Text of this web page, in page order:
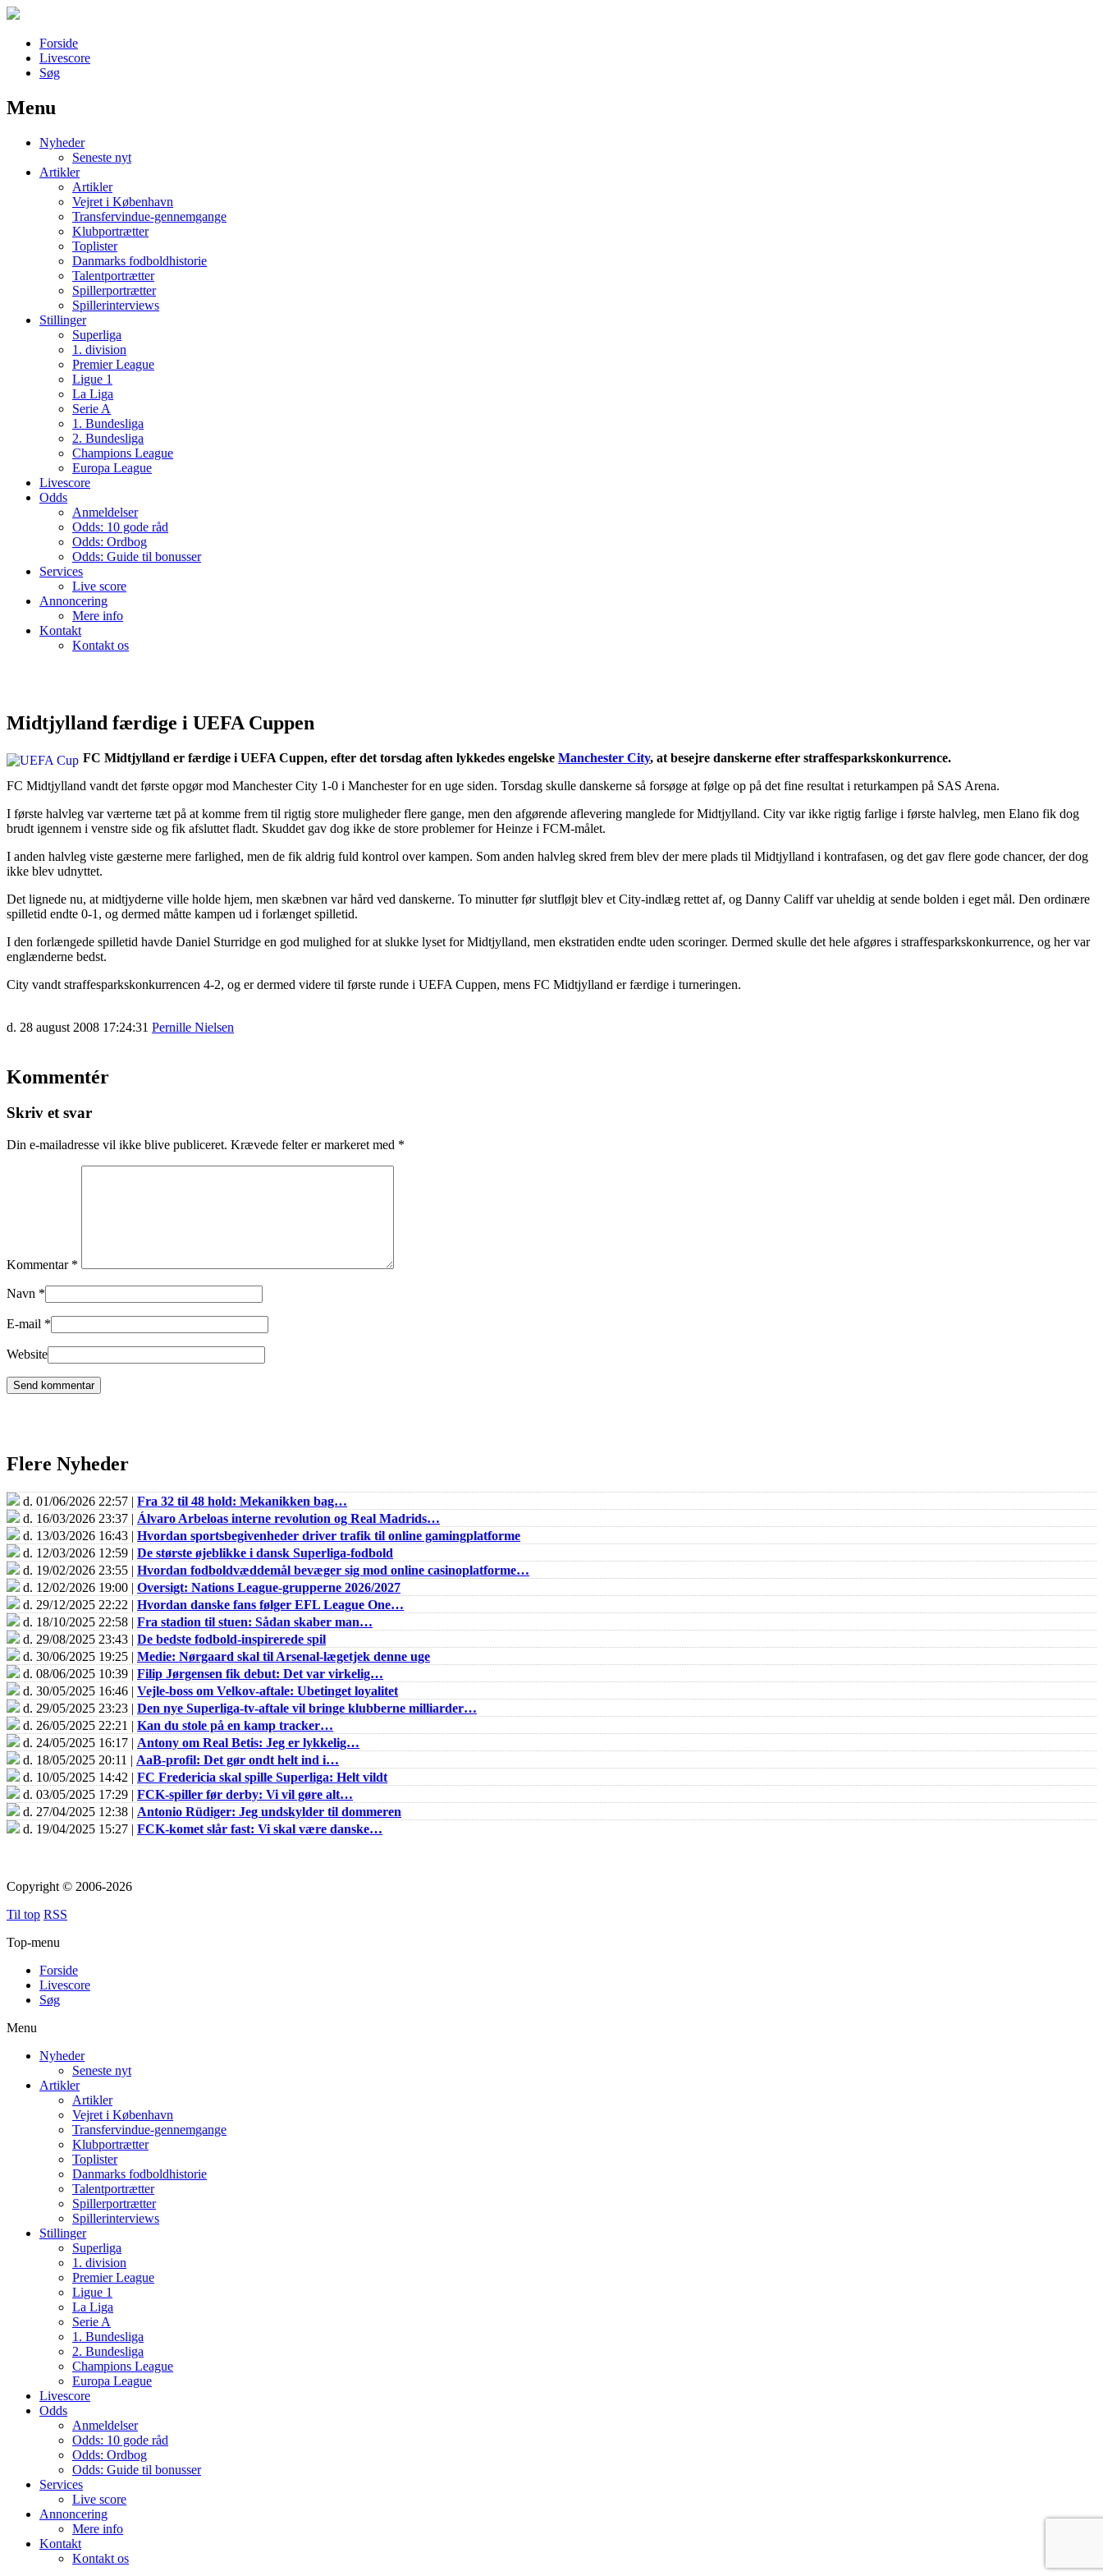
Forside
Livescore
Søg
Наши партнеры
лучшие займы
Menu
Nyheder
Seneste nyt
Artikler
Artikler
Vejret i København
Transfervindue-gennemgange
Klubportrætter
Toplister
Danmarks fodboldhistorie
Talentportrætter
Spillerportrætter
Spillerinterviews
Stillinger
Superliga
1. division
Premier League
Ligue 1
La Liga
Serie A
1. Bundesliga
2. Bundesliga
Champions League
Europa League
Livescore
Odds
Anmeldelser
Odds: 10 gode råd
Odds: Ordbog
Odds: Guide til bonusser
Services
Live score
Annoncering
Mere info
Kontakt
Kontakt os
Midtjylland færdige i UEFA Cuppen
FC Midtjylland er færdige i UEFA Cuppen, efter det torsdag aften lykkedes engelske Manchester City, at besejre danskerne efter straffesparkskonkurrence.
FC Midtjylland vandt det første opgør mod Manchester City 1-0 i Manchester for en uge siden. Torsdag skulle danskerne så forsøge at følge op på det fine resultat i returkampen på SAS Arena.
I første halvleg var værterne tæt på at komme frem til rigtig store muligheder flere gange, men den afgørende aflevering manglede for Midtjylland. City var ikke rigtig farlige i første halvleg, men Elano fik dog
brudt igennem i venstre side og fik afsluttet fladt. Skuddet gav dog ikke de store problemer for Heinze i FCM-målet.
I anden halvleg viste gæsterne mere farlighed, men de fik aldrig fuld kontrol over kampen. Som anden halvleg skred frem blev der mere plads til Midtjylland i kontrafasen, og det gav flere gode chancer, der dog
ikke blev udnyttet.
Det lignede nu, at midtjyderne ville holde hjem, men skæbnen var hård ved danskerne. To minutter før slutfløjt blev et City-indlæg rettet af, og Danny Califf var uheldig at sende bolden i eget mål. Den ordinære
spilletid endte 0-1, og dermed måtte kampen ud i forlænget spilletid.
I den forlængede spilletid havde Daniel Sturridge en god mulighed for at slukke lyset for Midtjylland, men ekstratiden endte uden scoringer. Dermed skulle det hele afgøres i straffesparkskonkurrence, og her var
englænderne bedst.
City vandt straffesparkskonkurrencen 4-2, og er dermed videre til første runde i UEFA Cuppen, mens FC Midtjylland er færdige i turneringen.
d. 28 august 2008 17:24:31 Pernille Nielsen
Kommentér
Skriv et svar
Din e-mailadresse vil ikke blive publiceret. Krævede felter er markeret med *
Kommentar *
Navn *
E-mail *
Website
Flere Nyheder
d. 01/06/2026 22:57 | Fra 32 til 48 hold: Mekanikken bag…
d. 16/03/2026 23:37 | Álvaro Arbeloas interne revolution og Real Madrids…
d. 13/03/2026 16:43 | Hvordan sportsbegivenheder driver trafik til online gamingplatforme
d. 12/03/2026 12:59 | De største øjeblikke i dansk Superliga-fodbold
d. 19/02/2026 23:55 | Hvordan fodboldvæddemål bevæger sig mod online casinoplatforme…
d. 12/02/2026 19:00 | Oversigt: Nations League-grupperne 2026/2027
d. 29/12/2025 22:22 | Hvordan danske fans følger EFL League One…
d. 18/10/2025 22:58 | Fra stadion til stuen: Sådan skaber man…
d. 29/08/2025 23:43 | De bedste fodbold-inspirerede spil
d. 30/06/2025 19:25 | Medie: Nørgaard skal til Arsenal-lægetjek denne uge
d. 08/06/2025 10:39 | Filip Jørgensen fik debut: Det var virkelig…
d. 30/05/2025 16:46 | Vejle-boss om Velkov-aftale: Ubetinget loyalitet
d. 29/05/2025 23:23 | Den nye Superliga-tv-aftale vil bringe klubberne milliarder…
d. 26/05/2025 22:21 | Kan du stole på en kamp tracker…
d. 24/05/2025 16:17 | Antony om Real Betis: Jeg er lykkelig…
d. 18/05/2025 20:11 | AaB-profil: Det gør ondt helt ind i…
d. 10/05/2025 14:42 | FC Fredericia skal spille Superliga: Helt vildt
d. 03/05/2025 17:29 | FCK-spiller før derby: Vi vil gøre alt…
d. 27/04/2025 12:38 | Antonio Rüdiger: Jeg undskylder til dommeren
d. 19/04/2025 15:27 | FCK-komet slår fast: Vi skal være danske…
Copyright © 2006-2026
Til top RSS
Top-menu
Forside
Livescore
Søg
Menu
Nyheder
Seneste nyt
Artikler
Artikler
Vejret i København
Transfervindue-gennemgange
Klubportrætter
Toplister
Danmarks fodboldhistorie
Talentportrætter
Spillerportrætter
Spillerinterviews
Stillinger
Superliga
1. division
Premier League
Ligue 1
La Liga
Serie A
1. Bundesliga
2. Bundesliga
Champions League
Europa League
Livescore
Odds
Anmeldelser
Odds: 10 gode råd
Odds: Ordbog
Odds: Guide til bonusser
Services
Live score
Annoncering
Mere info
Kontakt
Kontakt os